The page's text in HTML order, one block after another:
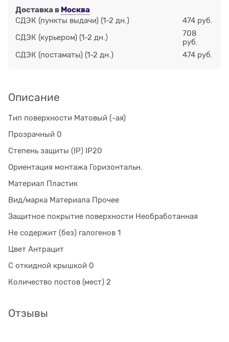
Доставка в Москва
СДЭК (пункты выдачи) (1-2 дн.) 474 руб.
СДЭК (курьером) (1-2 дн.)
708
руб.
СДЭК (постаматы) (1-2 дн.) 474 руб.
Описание
Тип поверхности Матовый (-ая)
Прозрачный 0
Степень защиты (IP) IP20
Ориентация монтажа Горизонтальн.
Материал Пластик
Вид/марка Материала Прочее
Защитное покрытие поверхности Необработанная
Не содержит (без) галогенов 1
Цвет Антрацит
С откидной крышкой 0
Количество постов (мест) 2
Отзывы